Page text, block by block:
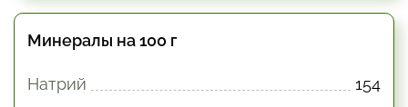
Минералы на 100 г
Натрий
154